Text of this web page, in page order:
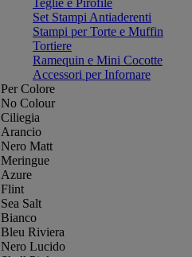
Teglie e Pirofile
Set Stampi Antiaderenti
Stampi per Torte e Muffin
Tortiere
Ramequin e Mini Cocotte
Accessori per Infornare
Per Colore
No Colour
Ciliegia
Arancio
Nero Matt
Meringue
Azure
Flint
Sea Salt
Bianco
Bleu Riviera
Nero Lucido